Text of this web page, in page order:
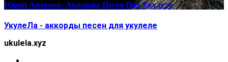
Юрий Антонов- Аккорды Песен Под Укулеле
УкулеЛа - аккорды песен для укулеле
ukulela.xyz